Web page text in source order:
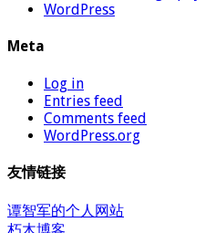
WordPress
Meta
Log in
Entries feed
Comments feed
WordPress.org
友情链接
谭智军的个人网站